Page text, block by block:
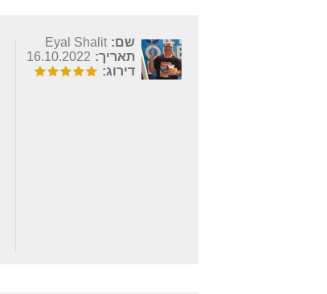
שם: Eyal Shalit
תאריך: 16.10.2022
דירוג: